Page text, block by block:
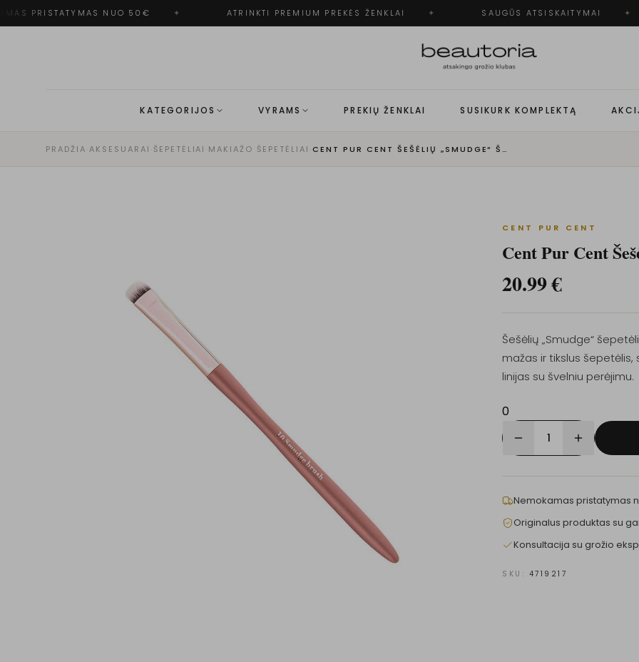
PRISTATYMAS NUO 50€ ATRINKTI PREMIUM PREKĖS ŽENKLAI SAUGŪS ATSISKAITYMAI
KATEGORIJOS VYRAMS PREKIŲ ŽENKLAI SUSIKURK KOMPLEKTĄ
PRADŽIA·AKSESUARAI ·ŠEPETĖLIAI ·MAKIAŽO ŠEPETĖLIAI · CENT PUR CENT ŠEŠĖLIŲ „SMUDGE“ ŠEPETĖLIS NR. 10
CENT PUR CENT
Cent Pur Cent
20.99€
Šešėlių „Smudge“
mažas ir tikslus šepetėlis,
linijas su švelniu perėjimu.
0
1
Nemokamas pristatymas
Originalus produktas su
Konsultacija su grožio
SKU: 4719217